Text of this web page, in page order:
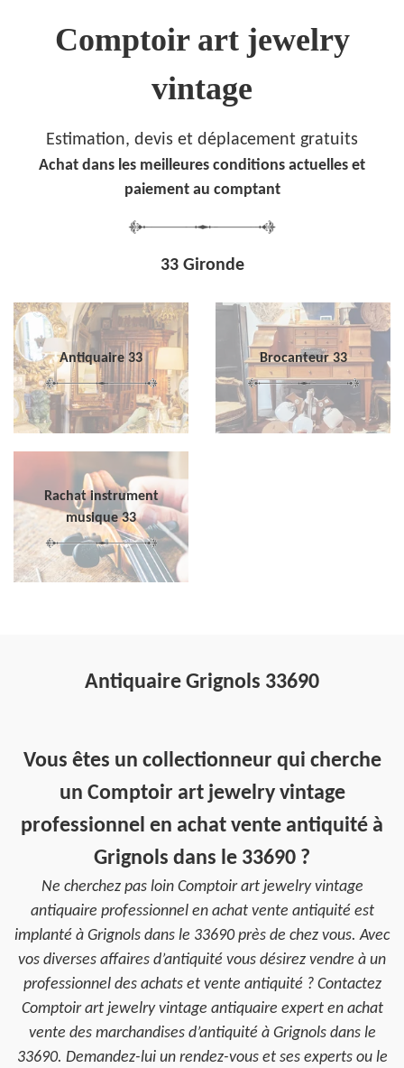
Comptoir art jewelry
vintage
Estimation, devis et déplacement gratuits
Achat dans les meilleures conditions actuelles et
paiement au comptant
33 Gironde
Antiquaire 33 Brocanteur 33
Rachat instrument
musique 33
Antiquaire Grignols 33690
Vous êtes un collectionneur qui cherche
un Comptoir art jewelry vintage
professionnel en achat vente antiquité à
Grignols dans le 33690 ?
Ne cherchez pas loin Comptoir art jewelry vintage
antiquaire professionnel en achat vente antiquité est
implanté à Grignols dans le 33690 près de chez vous. Avec
vos diverses affaires d’antiquité vous désirez vendre à un
professionnel des achats et vente antiquité ? Contactez
Comptoir art jewelry vintage antiquaire expert en achat
vente des marchandises d’antiquité à Grignols dans le
33690. Demandez-lui un rendez-vous et ses experts ou le